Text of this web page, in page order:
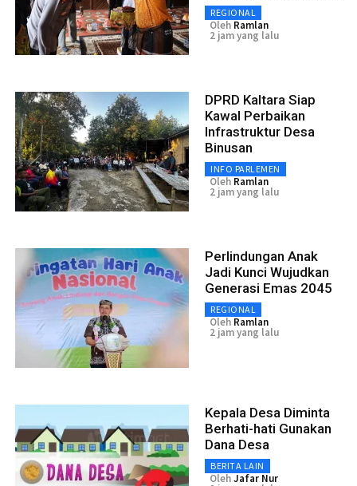
REGIONAL
Oleh Ramlan
2 jam yang lalu
DPRD Kaltara Siap
Kawal Perbaikan
Infrastruktur Desa
Binusan
INFO PARLEMEN
Oleh Ramlan
2 jam yang lalu
Perlindungan Anak
Jadi Kunci Wujudkan
Generasi Emas 2045
REGIONAL
Oleh Ramlan
2 jam yang lalu
Kepala Desa Diminta
Berhati-hati Gunakan
Dana Desa
BERITA LAIN
OlehJafar Nur